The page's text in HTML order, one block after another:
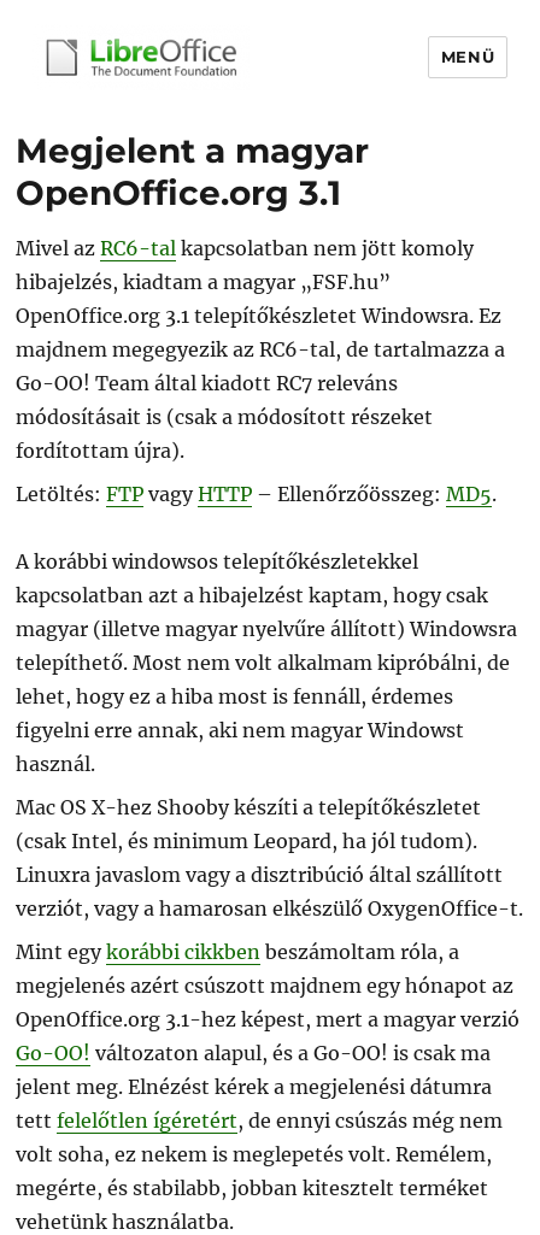
MENÜ
Megjelent a magyar
OpenOffice.org 3.1
Mivel azRC6-tal kapcsolatban nem jött komoly
hibajelzés, kiadtam a magyar „FSF.hu”
OpenOffice.org 3.1 telepítőkészletet Windowsra. Ez
majdnem megegyezik az RC6-tal, de tartalmazza a
Go-OO! Team által kiadott RC7 releváns
módosításait is (csak a módosított részeket
fordítottam újra).
Letöltés:FTP vagyHTTP – Ellenőrzőösszeg:MD5.
A korábbi windowsos telepítőkészletekkel
kapcsolatban azt a hibajelzést kaptam, hogy csak
magyar (illetve magyar nyelvűre állított) Windowsra
telepíthető. Most nem volt alkalmam kipróbálni, de
lehet, hogy ez a hiba most is fennáll, érdemes
figyelni erre annak, aki nem magyar Windowst
használ.
Mac OS X-hez Shooby készíti a telepítőkészletet
(csak Intel, és minimum Leopard, ha jól tudom).
Linuxra javaslom vagy a disztribúció által szállított
verziót, vagy a hamarosan elkészülő OxygenOffice-t.
Mint egykorábbi cikkben beszámoltam róla, a
megjelenés azért csúszott majdnem egy hónapot az
OpenOffice.org 3.1-hez képest, mert a magyar verzió
Go-OO! változaton alapul, és a Go-OO! is csak ma
jelent meg. Elnézést kérek a megjelenési dátumra
tettfelelőtlen ígéretért, de ennyi csúszás még nem
volt soha, ez nekem is meglepetés volt. Remélem,
megérte, és stabilabb, jobban kitesztelt terméket
vehetünk használatba.